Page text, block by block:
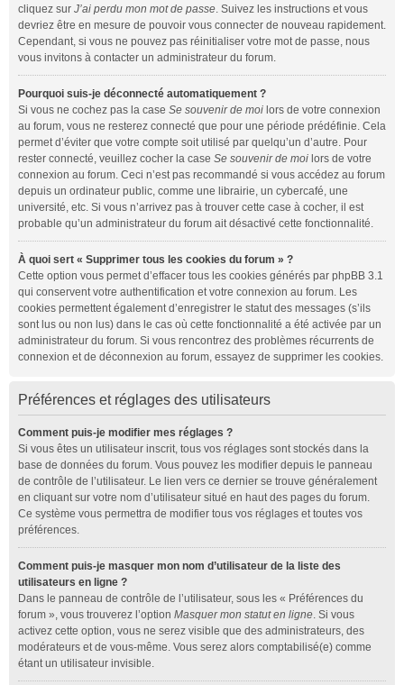
cliquez sur J’ai perdu mon mot de passe. Suivez les instructions et vous
devriez être en mesure de pouvoir vous connecter de nouveau rapidement.
Cependant, si vous ne pouvez pas réinitialiser votre mot de passe, nous
vous invitons à contacter un administrateur du forum.
Pourquoi suis-je déconnecté automatiquement ?
Si vous ne cochez pas la case Se souvenir de moi lors de votre connexion
au forum, vous ne resterez connecté que pour une période prédéfinie. Cela
permet d’éviter que votre compte soit utilisé par quelqu’un d’autre. Pour
rester connecté, veuillez cocher la case Se souvenir de moi lors de votre
connexion au forum. Ceci n’est pas recommandé si vous accédez au forum
depuis un ordinateur public, comme une librairie, un cybercafé, une
université, etc. Si vous n’arrivez pas à trouver cette case à cocher, il est
probable qu’un administrateur du forum ait désactivé cette fonctionnalité.
À quoi sert « Supprimer tous les cookies du forum » ?
Cette option vous permet d’effacer tous les cookies générés par phpBB 3.1
qui conservent votre authentification et votre connexion au forum. Les
cookies permettent également d’enregistrer le statut des messages (s’ils
sont lus ou non lus) dans le cas où cette fonctionnalité a été activée par un
administrateur du forum. Si vous rencontrez des problèmes récurrents de
connexion et de déconnexion au forum, essayez de supprimer les cookies.
Préférences et réglages des utilisateurs
Comment puis-je modifier mes réglages ?
Si vous êtes un utilisateur inscrit, tous vos réglages sont stockés dans la
base de données du forum. Vous pouvez les modifier depuis le panneau
de contrôle de l’utilisateur. Le lien vers ce dernier se trouve généralement
en cliquant sur votre nom d’utilisateur situé en haut des pages du forum.
Ce système vous permettra de modifier tous vos réglages et toutes vos
préférences.
Comment puis-je masquer mon nom d’utilisateur de la liste des
utilisateurs en ligne ?
Dans le panneau de contrôle de l’utilisateur, sous les « Préférences du
forum », vous trouverez l’option Masquer mon statut en ligne. Si vous
activez cette option, vous ne serez visible que des administrateurs, des
modérateurs et de vous-même. Vous serez alors comptabilisé(e) comme
étant un utilisateur invisible.